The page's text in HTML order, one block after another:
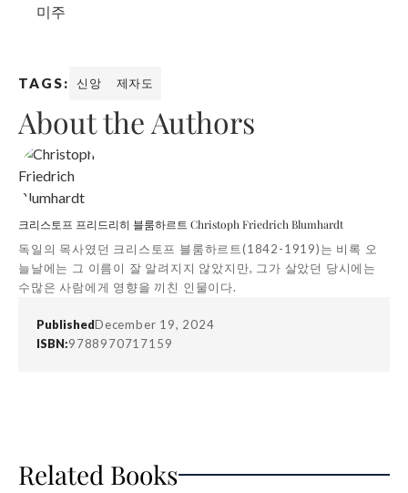
미주
TAGS: 신앙 제자도
About the Authors
크리스토프 프리드리히 블룸하르트 Christoph Friedrich Blumhardt
독일의 목사였던 크리스토프 블룸하르트(1842-1919)는 비록 오
늘날에는 그 이름이 잘 알려지지 않았지만, 그가 살았던 당시에는
수많은 사람에게 영향을 끼친 인물이다.
PublishedDecember 19, 2024
ISBN:9788970717159
Related Books